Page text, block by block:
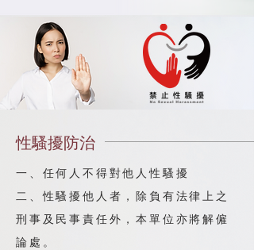
性騷擾防治
一、任何人不得對他人性騷擾
二、性騷擾他人者，除負有法律上之
刑事及民事責任外，本單位亦將解僱
論處。